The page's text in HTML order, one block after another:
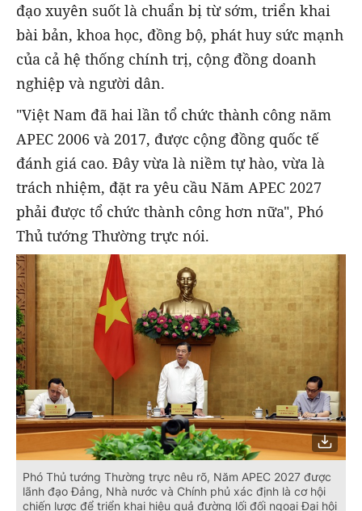
đạo xuyên suốt là chuẩn bị từ sớm, triển khai
bài bản, khoa học, đồng bộ, phát huy sức mạnh
của cả hệ thống chính trị, cộng đồng doanh
nghiệp và người dân.
"Việt Nam đã hai lần tổ chức thành công năm
APEC 2006 và 2017, được cộng đồng quốc tế
đánh giá cao. Đây vừa là niềm tự hào, vừa là
trách nhiệm, đặt ra yêu cầu Năm APEC 2027
phải được tổ chức thành công hơn nữa", Phó
Thủ tướng Thường trực nói.
Phó Thủ tướng Thường trực nêu rõ, Năm APEC 2027 được
lãnh đạo Đảng, Nhà nước và Chính phủ xác định là cơ hội
chiến lược để triển khai hiệu quả đường lối đối ngoại Đại hội